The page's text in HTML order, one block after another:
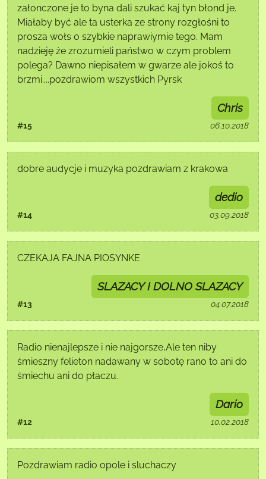
załonczone je to byna dali szukać kaj tyn błond je.
Miałaby być ale ta usterka ze strony rozgłośni to
prosza wołs o szybkie naprawiymie tego. Mam
nadzieję że zrozumieli państwo w czym problem
polega? Dawno niepisałem w gwarze ale jokoś to
brzmi....pozdrawiom wszystkich Pyrsk
#15
Chris
06.10.2018
dobre audycje i muzyka pozdrawiam z krakowa
#14
dedio
03.09.2018
CZEKAJA FAJNA PIOSYNKE
#13
SLAZACY I DOLNO SLAZACY
04.07.2018
Radio nienajlepsze i nie najgorsze,Ale ten niby
śmieszny felieton nadawany w sobotę rano to ani do
śmiechu ani do płaczu.
#12
Dario
10.02.2018
Pozdrawiam radio opole i sluchaczy